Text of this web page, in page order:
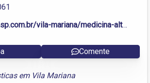
www.encontrasp.com.br/vila-mariana/medicina-alternativa
Comente
em Vila Mariana